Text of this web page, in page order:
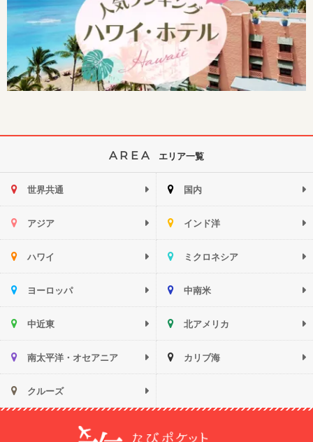
AREA エリア一覧
世界共通 国内
アジア インド洋
ハワイ ミクロネシア
ヨーロッパ 中南米
中近東 北アメリカ
南太平洋・オセアニア カリブ海
クルーズ